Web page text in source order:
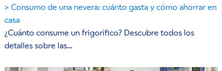
Consumo de una nevera: cuánto gasta y cómo ahorrar en
casa
¿Cuánto consume un frigorífico? Descubre todos los
detalles sobre las…